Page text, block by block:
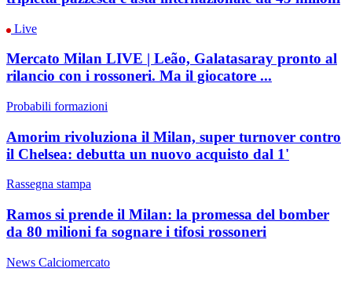
Live
Mercato Milan LIVE | Leão, Galatasaray pronto al
rilancio con i rossoneri. Ma il giocatore ...
Probabili formazioni
Amorim rivoluziona il Milan, super turnover contro
il Chelsea: debutta un nuovo acquisto dal 1'
Rassegna stampa
Ramos si prende il Milan: la promessa del bomber
da 80 milioni fa sognare i tifosi rossoneri
News Calciomercato